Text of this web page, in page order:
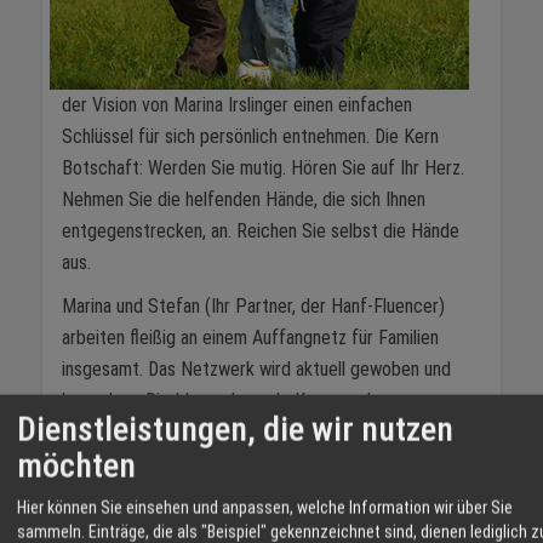
der Vision von Marina Irslinger einen einfachen
Schlüssel für sich persönlich entnehmen. Die Kern
Botschaft: Werden Sie mutig. Hören Sie auf Ihr Herz.
Nehmen Sie die helfenden Hände, die sich Ihnen
entgegenstrecken, an. Reichen Sie selbst die Hände
aus.
Marina und Stefan (Ihr Partner, der Hanf-Fluencer)
arbeiten fleißig an einem Auffangnetz für Familien
insgesamt. Das Netzwerk wird aktuell gewoben und
beworben. Die Idee sehr grob: Kommunale
Familienzentren der Begegnung, des Austausches, des
Miteinander und des Unterstützens wegen.
Ob inspiriert durch das sehr charmante, höfliche
Dienstleistungen, die wir nutzen
möchten
Hier können Sie einsehen und anpassen, welche Information wir über Sie
sammeln. Einträge, die als "Beispiel" gekennzeichnet sind, dienen lediglich